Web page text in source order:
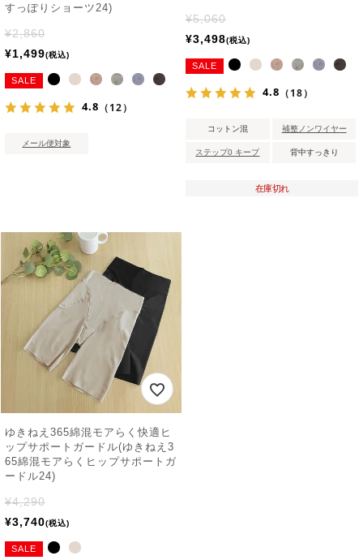
すっぽりショーツ24)
¥2,860
¥1,499 税込
SALE
4.8 （12）
メール便対象
¥5,060
¥3,498 税込
SALE
4.8 （18）
コットン混 補整ノンワイヤー
ステップ0 キープ 背中すっきり
在庫切れ
ゆきねえ365綿混モアらく快適ヒ
ップサポートガードル(ゆきねえ3
65綿混モアらくヒップサポートガ
ードル24)
¥4,290
¥3,740 税込
SALE